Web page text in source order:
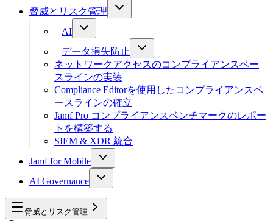
脅威とリスク管理
AI
データ損失防止
ネットワークアクセスのコンプライアンスベー
スラインの実装
Compliance Editorを使用したコンプライアンスベ
ースラインの確立
Jamf Pro コンプライアンスベンチマークのレポー
トを構築する
SIEM & XDR 統合
Jamf for Mobile
AI Governance
脅威とリスク管理